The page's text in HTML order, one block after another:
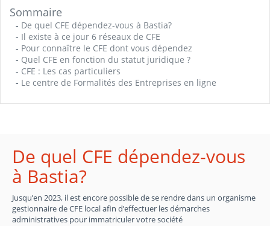
Sommaire
- De quel CFE dépendez-vous à Bastia?
- Il existe à ce jour 6 réseaux de CFE
- Pour connaître le CFE dont vous dépendez
- Quel CFE en fonction du statut juridique ?
- CFE : Les cas particuliers
- Le centre de Formalités des Entreprises en ligne
De quel CFE dépendez-vous
à Bastia?
Jusqu’en 2023, il est encore possible de se rendre dans un organisme
gestionnaire de CFE local afin d’effectuer les démarches
administratives pour immatriculer votre société